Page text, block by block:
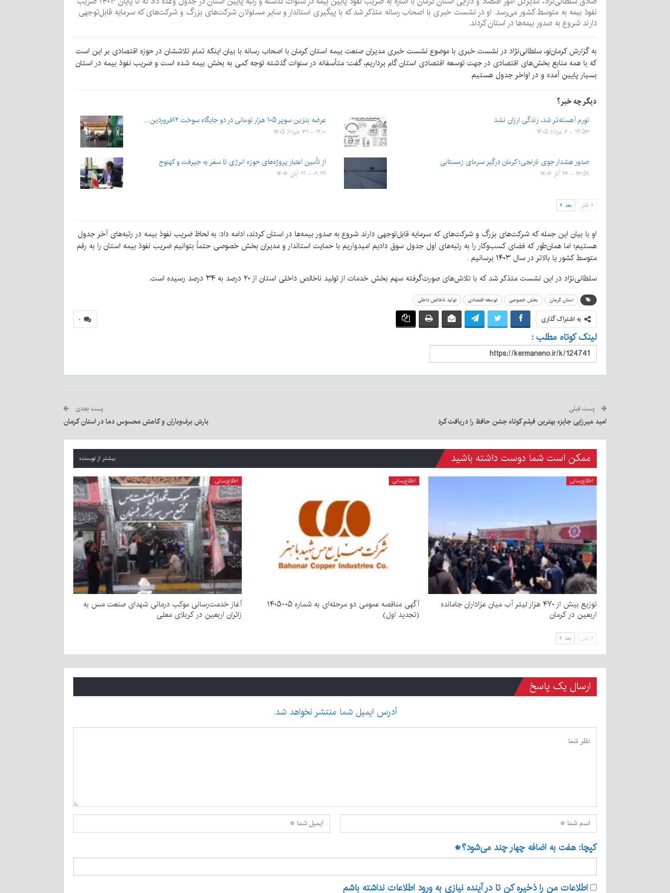
نفوذ بیمه به متوسط کشور می‌رسد. او در نشست خبری با اصحاب رسانه متذکر شد که با پیگیری استاندار و سایر مسئولان شرکت‌های بزرگ و شرکت‌های که سرمایه قابل‌توجهی
دارند شروع به صدور بیمه‌ها در استان کردند.
به گزارش کرمان‌نو، سلطانی‌نژاد در نشست خبری با موضوع نشست خبری مدیران صنعت بیمه استان کرمان با اصحاب رسانه با بیان اینکه تمام تلاششان در حوزه اقتصادی بر این است
که با همه منابع بخش‌های اقتصادی در جهت توسعه اقتصادی استان گام برداریم، گفت: متأسفانه در سنوات گذشته توجه کمی به بخش بیمه شده است و ضریب نفوذ بیمه در استان
بسیار پایین آمده و در اواخر جدول هستیم.
دیگر چه خبر؟
تورم آهسته‌تر شد، زندگی ارزان نشد
۱۷:۵۳ - ۶ مرداد ۱۴۰۵
عرضه بنزین سوپر ۱۰۵ هزار تومانی در دو جایگاه سوخت ۱۲فروردین…
۱۲:۰۰ - ۳۱ خرداد ۱۴۰۵
صدور هشدار جوی‌ نارنجی؛ کرمان درگیر سرمای زمستانی
۱۳:۵۹ - ۲۶ آذر ۱۴۰۴
از تأمین اعتبار پروژه‌های حوزه انرژی تا سفر به جیرفت و کهنوج
۰۹:۲۷ - ۲۱ آبان ۱۴۰۴
قبل بعد
او با بیان این جمله که شرکت‌های بزرگ و شرکت‌های که سرمایه قابل‌توجهی دارند شروع به صدور بیمه‌ها در استان کردند، ادامه داد: به لحاظ ضریب نفوذ بیمه در رتبه‌های آخر جدول
هستیم؛ اما همان‌طور که فضای کسب‌وکار را به رتبه‌های اول جدول سوق دادیم امیدواریم با حمایت استاندار و مدیران بخش خصوصی حتماً بتوانیم ضریب نفوذ بیمه استان را به رقم
متوسط کشور یا بالاتر در سال ۱۴۰۳ برسانیم .
سلطانی‌نژاد در این نشست متذکر شد که با تلاش‌های صورت‌گرفته سهم بخش خدمات از تولید ناخالص داخلی استان از ۲۰ درصد به ۳۴ درصد رسیده است.
استان کرمان بخش خصوصی توسعه اقتصادی تولید ناخالص داخلی
۰ به اشتراک گذاری
لینک کوتاه مطلب :
پست قبلی
امید میرزایی جایزه بهترین فیلم کوتاه جشن حافظ را دریافت کرد
پست بعدی
بارش برف‌وباران و کاهش محسوس دما در استان کرمان
ممکن است شما دوست داشته باشید بیشتر از نویسنده
اطلاع‌رسانی
توزیع بیش از ۴۷۰ هزار لیتر آب میان عزاداران جامانده
اربعین در کرمان
اطلاع‌رسانی
آگهی مناقصه عمومی دو مرحله‌ای به شماره ۰۵-۱۴۰۵
(تجدید اول)
اطلاع‌رسانی
آغاز خدمت‌رسانی موکب درمانی شهدای صنعت مس به
زائران اربعین در کربلای معلی
قبل بعد
ارسال یک پاسخ
آدرس ایمیل شما منتشر نخواهد شد.
کپچا: هفت به اضافه چهار چند می‌شود؟*
اطلاعات من را ذخیره کن تا در آینده نیازی به ورود اطلاعات نداشته باشم